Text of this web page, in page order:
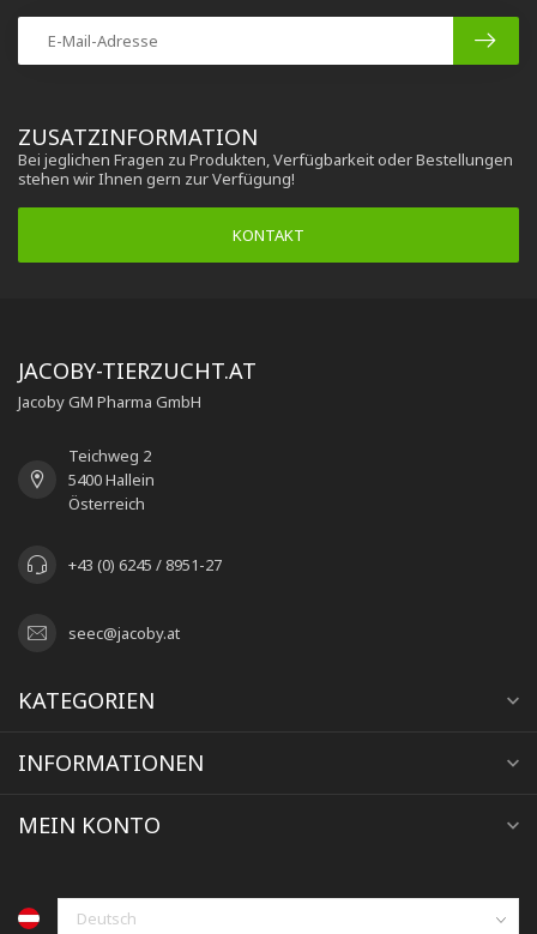
ZUSATZINFORMATION
Bei jeglichen Fragen zu Produkten, Verfügbarkeit oder Bestellungen
stehen wir Ihnen gern zur Verfügung!
KONTAKT
JACOBY-TIERZUCHT.AT
Jacoby GM Pharma GmbH
Teichweg 2
5400 Hallein
Österreich
+43 (0) 6245 / 8951-27
seec@jacoby.at
KATEGORIEN
INFORMATIONEN
MEIN KONTO